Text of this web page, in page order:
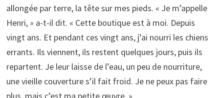
allongée par terre, la tête sur mes pieds. « Je m’appelle
Henri, » a-t-il dit. « Cette boutique est à moi. Depuis
vingt ans. Et pendant ces vingt ans, j’ai nourri les chiens
errants. Ils viennent, ils restent quelques jours, puis ils
repartent. Je leur laisse de l’eau, un peu de nourriture,
une vieille couverture s’il fait froid. Je ne peux pas faire